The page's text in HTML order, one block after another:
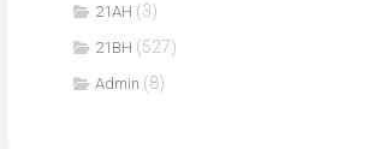
21AH (3)
21BH (527)
Admin (8)